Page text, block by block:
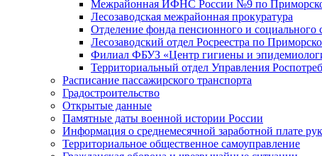
Межрайонная ИФНС России №9 по
Лесозаводская межрайонная прокуратура
Отделение фонда пенсионного и
Лесозаводский отдел Росреестра по
Филиал ФБУЗ «Центр гигиены и
Территориальный отдел Управления
Расписание пассажирского транспорта
Градостроительство
Открытые данные
Памятные даты военной истории России
Информация о среднемесячной заработной плате
Территориальное общественное самоуправление